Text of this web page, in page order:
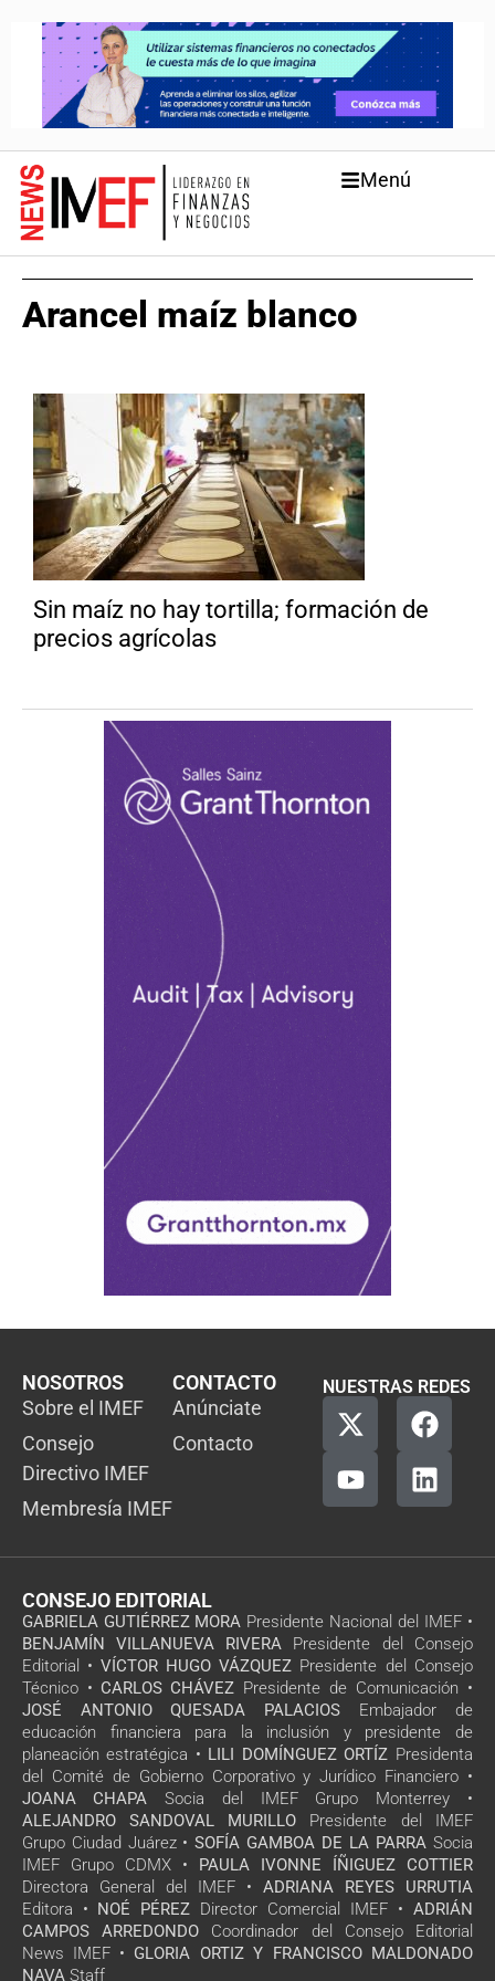
Menú
Arancel maíz blanco
Sin maíz no hay tortilla; formación de
precios agrícolas
NOSOTROS
Sobre el IMEF
Consejo
Directivo IMEF
Membresía IMEF
CONTACTO
Anúnciate
Contacto
NUESTRAS REDES
CONSEJO EDITORIAL
GABRIELA GUTIÉRREZ MORA Presidente Nacional del IMEF •
BENJAMÍN VILLANUEVA RIVERA Presidente del Consejo
Editorial • VÍCTOR HUGO VÁZQUEZ Presidente del Consejo
Técnico • CARLOS CHÁVEZ Presidente de Comunicación •
JOSÉ ANTONIO QUESADA PALACIOS Embajador de
educación financiera para la inclusión y presidente de
planeación estratégica • LILI DOMÍNGUEZ ORTÍZ Presidenta
del Comité de Gobierno Corporativo y Jurídico Financiero •
JOANA CHAPA Socia del IMEF Grupo Monterrey •
ALEJANDRO SANDOVAL MURILLO Presidente del IMEF
Grupo Ciudad Juárez • SOFÍA GAMBOA DE LA PARRA Socia
IMEF Grupo CDMX • PAULA IVONNE ÍÑIGUEZ COTTIER
Directora General del IMEF • ADRIANA REYES URRUTIA
Editora • NOÉ PÉREZ Director Comercial IMEF • ADRIÁN
CAMPOS ARREDONDO Coordinador del Consejo Editorial
News IMEF • GLORIA ORTIZ Y FRANCISCO MALDONADO
NAVA Staff